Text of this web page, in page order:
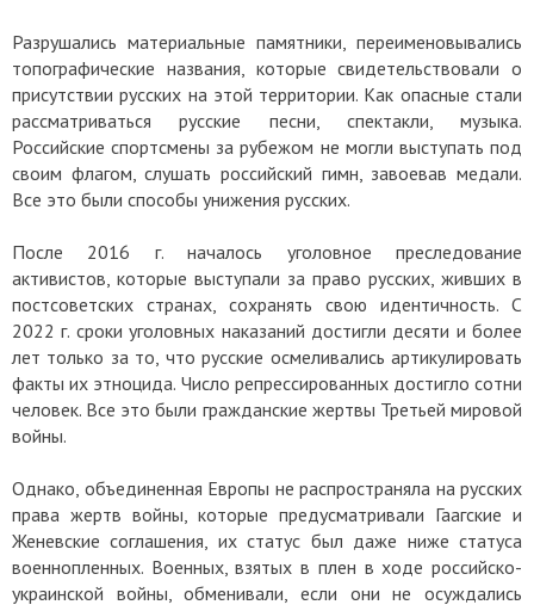
Разрушались материальные памятники, переименовывались
топографические названия, которые свидетельствовали о
присутствии русских на этой территории. Как опасные стали
рассматриваться русские песни, спектакли, музыка.
Российские спортсмены за рубежом не могли выступать под
своим флагом, слушать российский гимн, завоевав медали.
Все это были способы унижения русских.
После 2016 г. началось уголовное преследование
активистов, которые выступали за право русских, живших в
постсоветских странах, сохранять свою идентичность. С
2022 г. сроки уголовных наказаний достигли десяти и более
лет только за то, что русские осмеливались артикулировать
факты их этноцида. Число репрессированных достигло сотни
человек. Все это были гражданские жертвы Третьей мировой
войны.
Однако, объединенная Европы не распространяла на русских
права жертв войны, которые предусматривали Гаагские и
Женевские соглашения, их статус был даже ниже статуса
военнопленных. Военных, взятых в плен в ходе российско-
украинской войны, обменивали, если они не осуждались